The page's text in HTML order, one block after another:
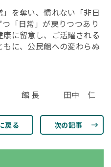
を奪い、慣れない「非日
「日常」が戻りつつあり
に留意し、ご活躍される
に、公民館への変わらぬ
館 長 田中 仁
戻る 次の記事